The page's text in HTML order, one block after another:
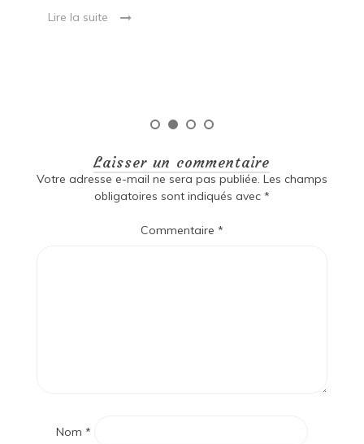
Lire la suite
Laisser un commentaire
Votre adresse e-mail ne sera pas publiée. Les champs
obligatoires sont indiqués avec *
Commentaire *
Nom *